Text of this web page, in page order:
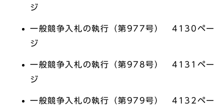
ジ
一般競争入札の執行（第977号） 4130ペー
ジ
一般競争入札の執行（第978号） 4131ペー
ジ
一般競争入札の執行（第979号） 4132ペー